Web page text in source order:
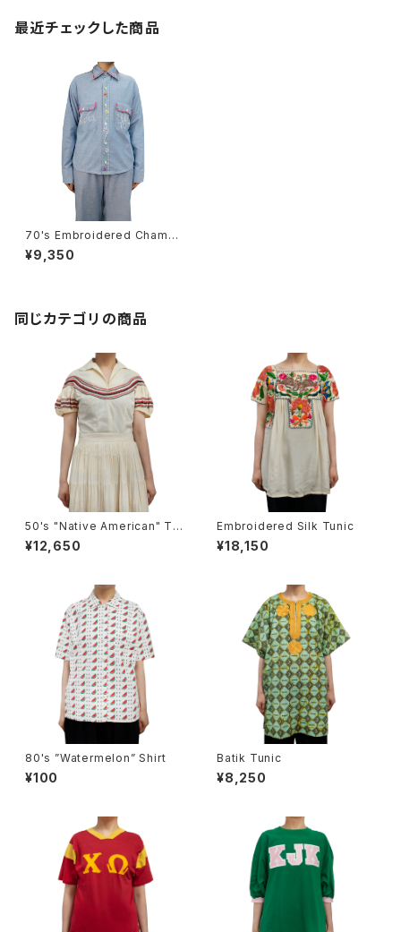
最近チェックした商品
70's Embroidered Chambr
ay Shirt
¥9,350
同じカテゴリの商品
50's "Native American" To
ps
¥12,650
Embroidered Silk Tunic
¥18,150
80's ”Watermelon” Shirt
¥100
Batik Tunic
¥8,250